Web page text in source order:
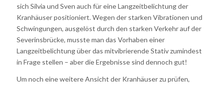
sich Silvia und Sven auch für eine Langzeitbelichtung der
Kranhäuser positioniert. Wegen der starken Vibrationen und
Schwingungen, ausgelöst durch den starken Verkehr auf der
Severinsbrücke, musste man das Vorhaben einer
Langzeitbelichtung über das mitvibrierende Stativ zumindest
in Frage stellen – aber die Ergebnisse sind dennoch gut!
Um noch eine weitere Ansicht der Kranhäuser zu prüfen,